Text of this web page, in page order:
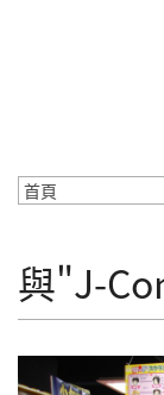
與"J-